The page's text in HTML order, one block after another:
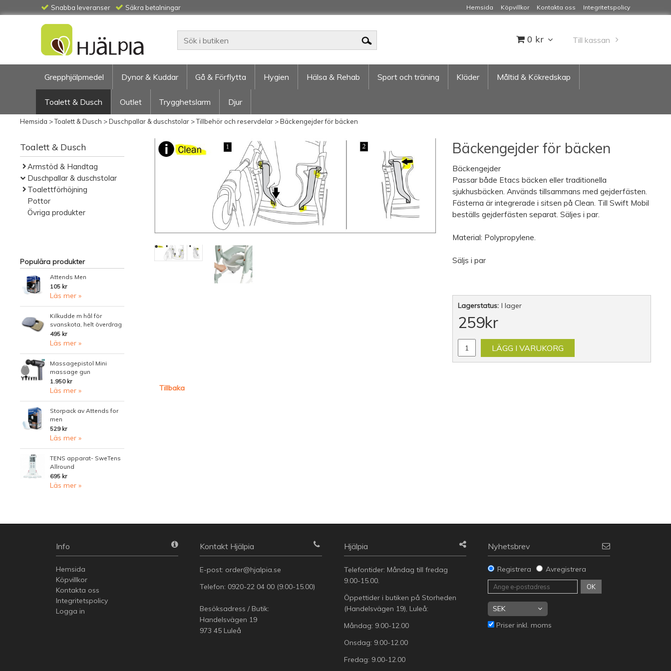
Snabba leveranser Säkra betalningar Hemsida Köpvillkor Kontakta oss Integritetspolicy
0 kr Till kassan
Grepphjälpmedel Dynor & Kuddar Gå & Förflytta Hygien Hälsa & Rehab Sport och träning Kläder Måltid & Kökredskap
Toalett & Dusch Outlet Trygghetslarm Djur
Hemsida >Toalett & Dusch >Duschpallar & duschstolar >Tillbehör och reservdelar >Bäckengejder för bäcken
Toalett & Dusch
Armstöd & Handtag
Duschpallar & duschstolar
Toalettförhöjning
Pottor
Övriga produkter
Populära produkter
Attends Men
105 kr
Läs mer »
Kilkudde m hål för
svanskota, helt överdrag
495 kr
Läs mer »
Massagepistol Mini
massage gun
1.950 kr
Läs mer »
Storpack av Attends for
men
529 kr
Läs mer »
TENS apparat- SweTens
Allround
695 kr
Läs mer »
Bäckengejder för bäcken
Bäckengejder
Passar både Etacs bäcken eller traditionella
sjukhusbäcken. Används tillsammans med gejderfästen.
Fästerna är integrerade i sitsen på Clean. Till Swift Mobil
beställs gejderfästen separat. Säljes i par.
Material: Polypropylene.
Säljs i par
Lagerstatus: I lager
259kr
LÄGG I VARUKORG
Tillbaka
Info
Hemsida
Köpvillkor
Kontakta oss
Integritetspolicy
Logga in
Kontakt Hjälpia
E-post: order@hjalpia.se
Telefon: 0920-22 04 00 (9.00-15.00)
Besöksadress / Butik:
Handelsvägen 19
973 45 Luleå
Hjälpia
Telefontider: Måndag till fredag
9.00-15.00.
Öppettider i butiken på Storheden
(Handelsvägen 19), Luleå:
Måndag: 9.00-12.00
Onsdag: 9.00-12.00
Fredag: 9.00-12.00
Nyhetsbrev
Registrera Avregistrera
OK
Priser inkl. moms